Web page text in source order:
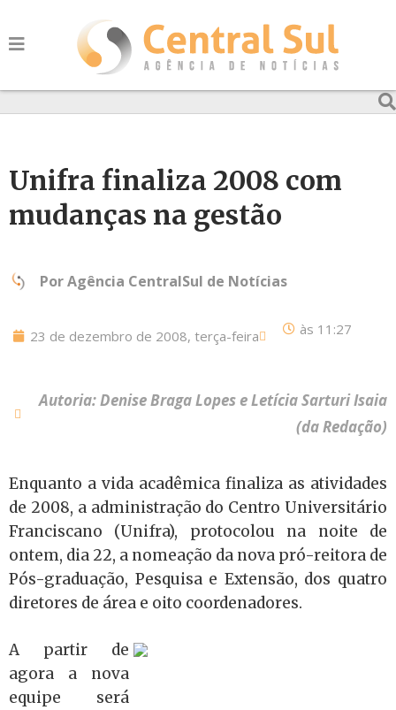
Unifra finaliza 2008 com
mudanças na gestão
PorAgência CentralSul de Notícias
23 de dezembro de 2008, terça-feira às 11:27
Autoria: Denise Braga Lopes e Letícia Sarturi Isaia
(da Redação)
Enquanto a vida acadêmica finaliza as atividades
de 2008, a administração do Centro Universitário
Franciscano (Unifra), protocolou na noite de
ontem, dia 22, a nomeação da nova pró-reitora de
Pós-graduação, Pesquisa e Extensão, dos quatro
diretores de área e oito coordenadores.
A partir de
agora a nova
equipe será